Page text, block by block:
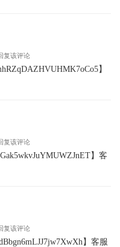
复该评论
】
复该评论
】客
复该评论
】客服